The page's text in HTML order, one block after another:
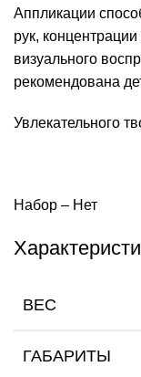
Аппликации
рук,
визуального
рекомендована
Увлекательного
Набор – Нет
ВЕС
ГАБАРИТЫ